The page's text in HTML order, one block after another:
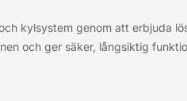
kylsystem genom att erbjuda
och ger säker, långsiktig